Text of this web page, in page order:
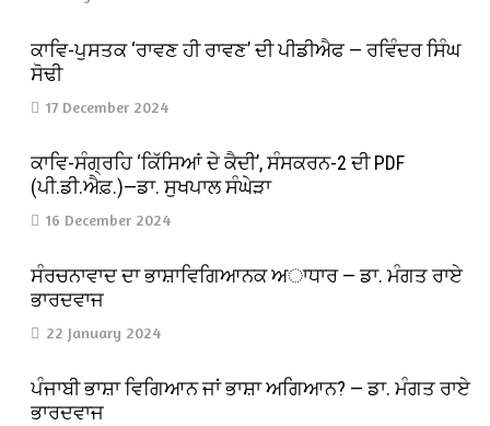
ਕਾਵਿ-ਪੁਸਤਕ ‘ਰਾਵਣ ਹੀ ਰਾਵਣ’ ਦੀ ਪੀਡੀਐਫ — ਰਵਿੰਦਰ ਸਿੰਘ
ਸੋਢੀ
17 December 2024
ਕਾਵਿ-ਸੰਗ੍ਰਹਿ ‘ਕਿੱਸਿਆਂ ਦੇ ਕੈਦੀ’, ਸੰਸਕਰਨ-2 ਦੀ PDF
(ਪੀ.ਡੀ.ਐਫ਼.)—ਡਾ. ਸੁਖਪਾਲ ਸੰਘੇੜਾ
16 December 2024
ਸੰਰਚਨਾਵਾਦ ਦਾ ਭਾਸ਼ਾਵਿਗਿਆਨਕ ਅਾਧਾਰ — ਡਾ. ਮੰਗਤ ਰਾਏ
ਭਾਰਦਵਾਜ
22 January 2024
ਪੰਜਾਬੀ ਭਾਸ਼ਾ ਵਿਗਿਆਨ ਜਾਂ ਭਾਸ਼ਾ ਅਗਿਆਨ? — ਡਾ. ਮੰਗਤ ਰਾਏ
ਭਾਰਦਵਾਜ